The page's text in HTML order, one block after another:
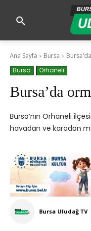
Ana Sayfa Bursa
Bursa
Orhaneli
Bursa’da
Bursa’nın Orhaneli
havadan ve karadan
Bursa Uludağ TV